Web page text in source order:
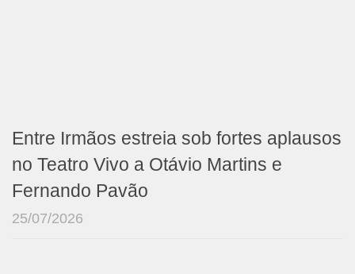
Entre Irmãos estreia sob fortes aplausos
no Teatro Vivo a Otávio Martins e
Fernando Pavão
25/07/2026